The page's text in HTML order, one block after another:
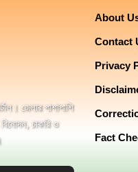
জেলার পাশাপাশি
চাকরি ও
About
Contact
Privacy
Fact